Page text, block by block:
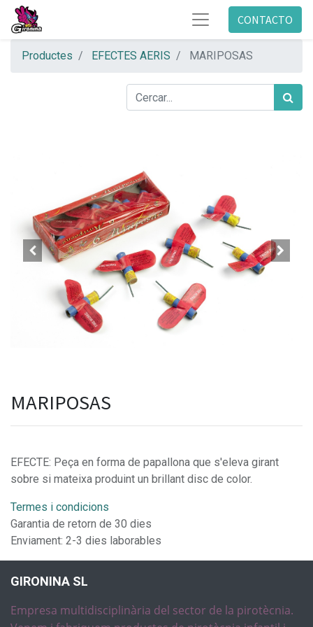
CONTACTO
Productes EFECTES AERIS MARIPOSAS
MARIPOSAS
EFECTE: Peça en forma de papallona que s'eleva girant
sobre si mateixa produint un brillant disc de color.
Termes i condicions
Garantia de retorn de 30 dies
Enviament: 2-3 dies laborables
GIRONINA SL
Empresa multidisciplinària del sector de la pirotècnia.